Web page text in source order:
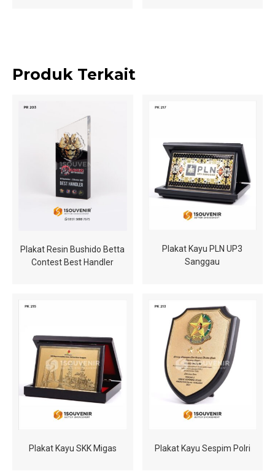
Produk Terkait
Plakat Resin Bushido Betta
Contest Best Handler
Plakat Kayu PLN UP3
Sanggau
Plakat Kayu SKK Migas Plakat Kayu Sespim Polri